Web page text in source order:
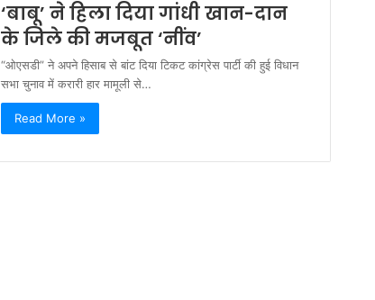
‘बाबू’ ने हिला दिया गांधी खान-दान
के जिले की मजबूत ‘नींव’
“ओएसडी” ने अपने हिसाब से बांट दिया टिकट कांग्रेस पार्टी की हुई विधान
सभा चुनाव में करारी हार मामूली से…
Read More »